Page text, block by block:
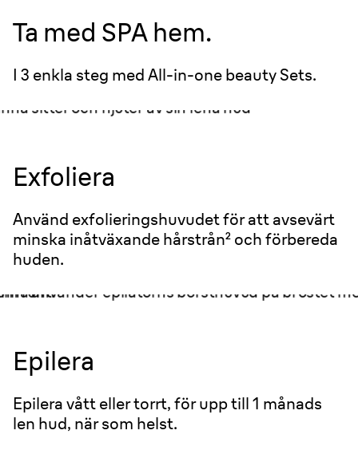
Ta med SPA hem.
I 3 enkla steg med All-in-one beauty Sets.
Exfoliera
Använd exfolieringshuvudet för att avsevärt
minska inåtväxande hårstrån² och förbereda
huden.
Epilera
Epilera vått eller torrt, för upp till 1 månads
len hud, när som helst.